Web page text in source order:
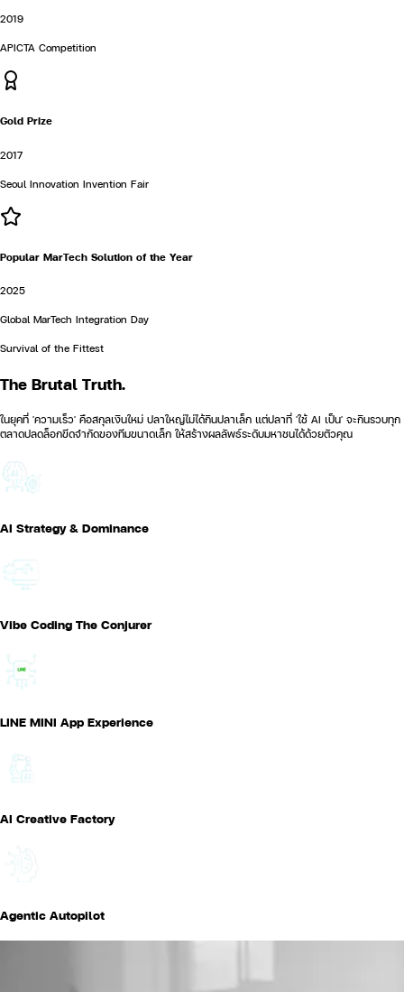
2019
APICTA Competition
Gold Prize
2017
Seoul Innovation Invention Fair
Popular MarTech Solution of the Year
2025
Global MarTech Integration Day
Survival of the Fittest
The Brutal Truth.
ในยุคที่ 'ความเร็ว' คือสกุลเงินใหม่ ปลาใหญ่ไม่ได้กินปลาเล็ก แต่ปลาที่ 'ใช้ AI เป็น' จะกินรวบทุก
ตลาดปลดล็อกขีดจำกัดของทีมขนาดเล็ก ให้สร้างผลลัพธ์ระดับมหาชนได้ด้วยตัวคุณ
AI Strategy & Dominance
Vibe Coding The Conjurer
LINE MINI App Experience
AI Creative Factory
Agentic Autopilot